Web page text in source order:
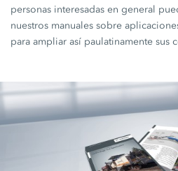
personas interesadas en general
nuestros manuales sobre
para ampliar así paulatinamente sus